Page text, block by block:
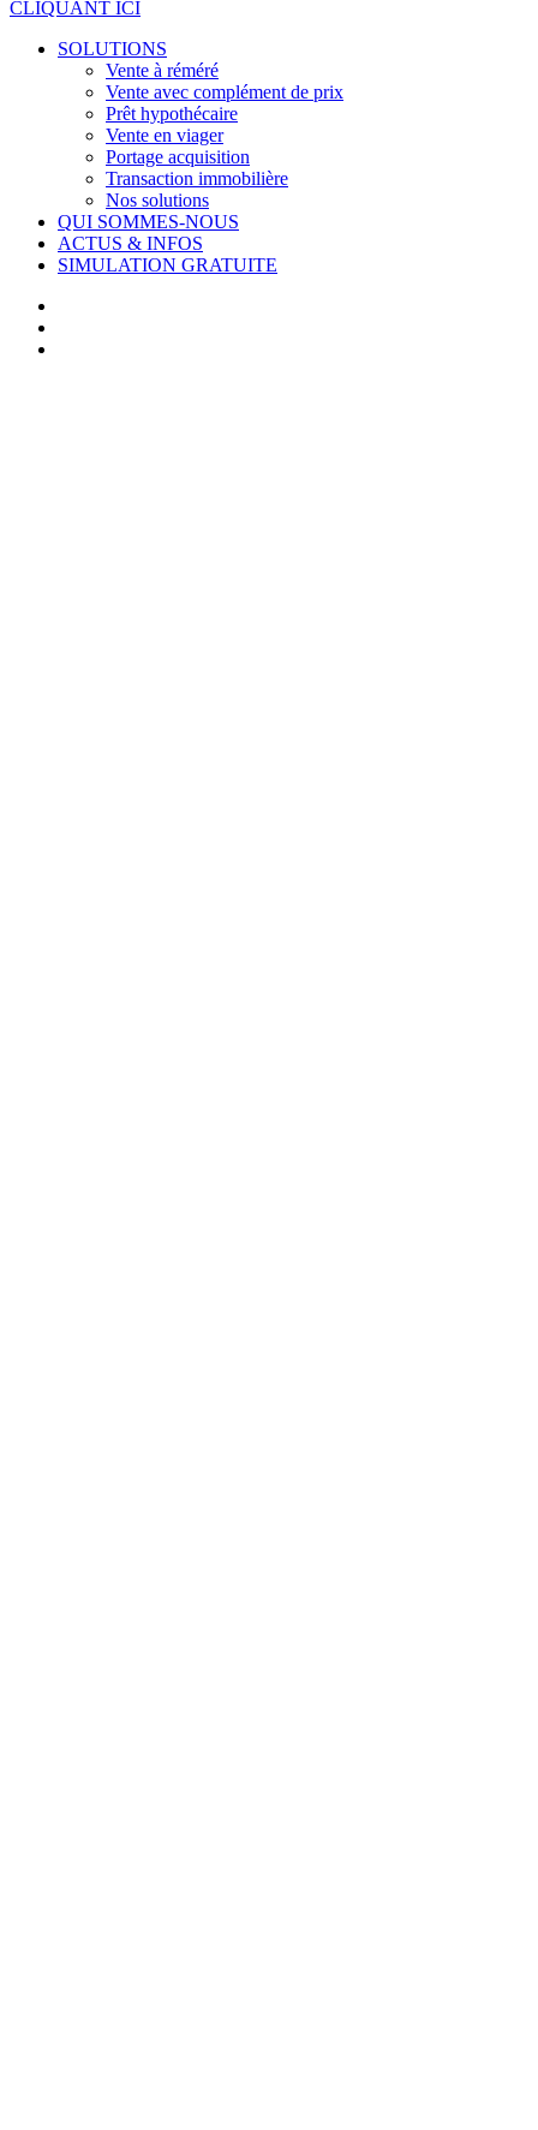
Menu
CLIQUANT ICI
SOLUTIONS
Vente à réméré
Vente avec complément de prix
Prêt hypothécaire
Vente en viager
Portage acquisition
Transaction immobilière
Nos solutions
QUI SOMMES-NOUS
ACTUS & INFOS
SIMULATION GRATUITE